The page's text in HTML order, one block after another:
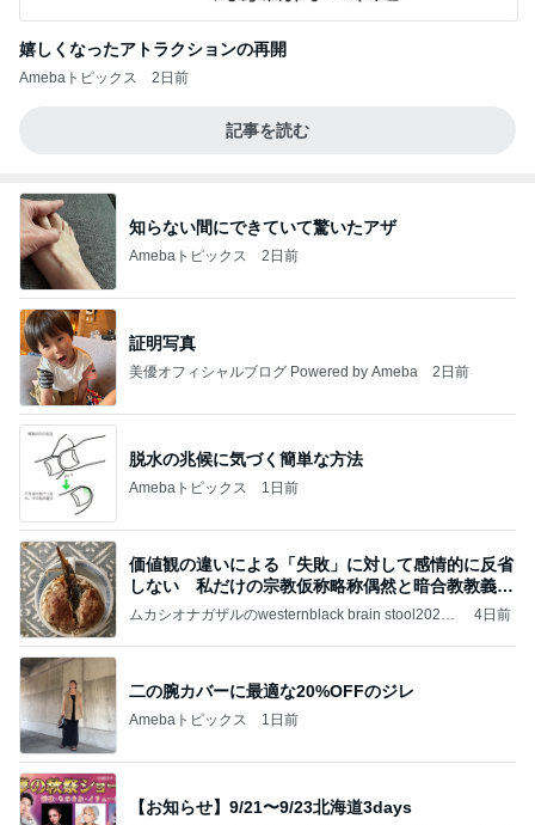
嬉しくなったアトラクションの再開
Amebaトピックス 2日前
記事を読む
知らない間にできていて驚いたアザ
Amebaトピックス 2日前
証明写真
美優オフィシャルブログ Powered by Ameba 2日前
脱水の兆候に気づく簡単な方法
Amebaトピックス 1日前
価値観の違いによる「失敗」に対して感情的に反省
しない 私だけの宗教仮称略称偶然と暗合教教義候
補
ムカシオナガザルのwesternblack brain stool2024
ガザル
4日前
二の腕カバーに最適な20%OFFのジレ
Amebaトピックス 1日前
【お知らせ】9/21〜9/23北海道3days